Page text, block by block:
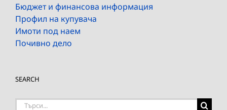
Бюджет и финансова информация
Профил на купувача
Имоти под наем
Почивно дело
SEARCH
Търсене